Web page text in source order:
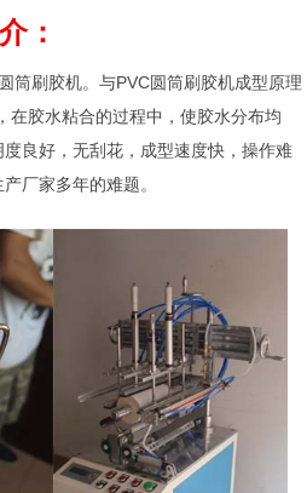
：
刷胶机。与PVC圆筒刷胶机成型原理
在胶水粘合的过程中，使胶水分布均
良好，无刮花，成型速度快，操作难
厂家多年的难题。